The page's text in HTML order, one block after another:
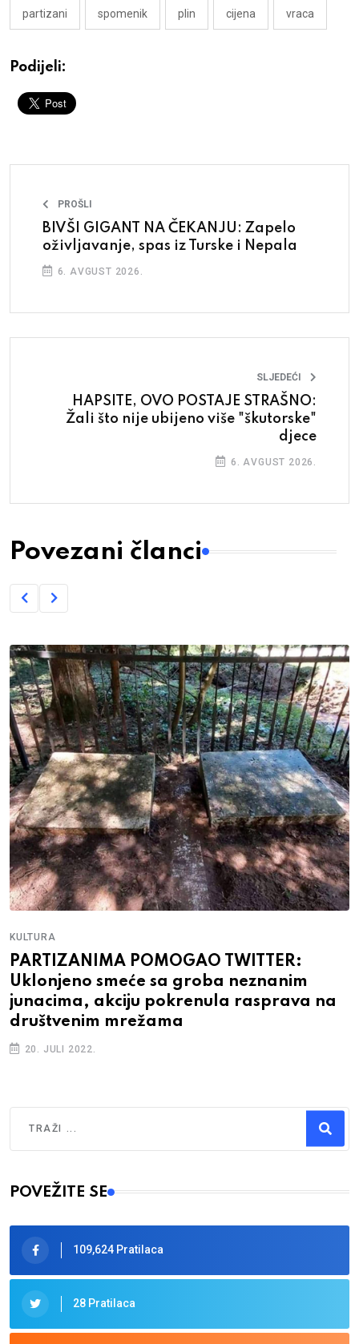
partizani spomenik plin cijena vraca
Podijeli:
PROŠLI
BIVŠI GIGANT NA ČEKANJU: Zapelo
oživljavanje, spas iz Turske i Nepala
6. AVGUST 2026.
SLJEDEĆI
HAPSITE, OVO POSTAJE STRAŠNO:
Žali što nije ubijeno više "škutorske"
djece
6. AVGUST 2026.
Povezani članci
KULTURA
PARTIZANIMA POMOGAO TWITTER:
Uklonjeno smeće sa groba neznanim
junacima, akciju pokrenula rasprava na
društvenim mrežama
20. JULI 2022.
Type 2 or more characters for results.
POVEŽITE SE
109,624 Pratilaca
28 Pratilaca